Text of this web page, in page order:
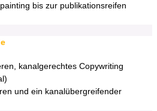
bis zur publikationsreifen
kanalgerechtes Copywriting
und ein kanalübergreifender